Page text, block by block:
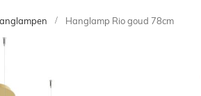
Hanglamp Rio goud 78cm